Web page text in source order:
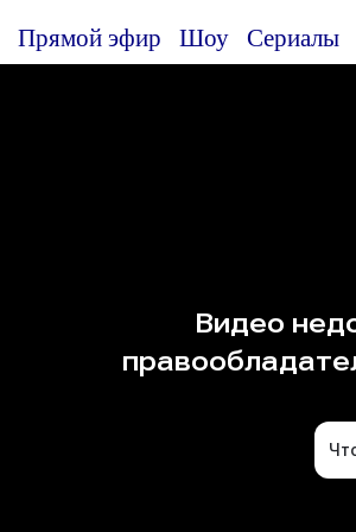
Прямой эфир Шоу Сериалы